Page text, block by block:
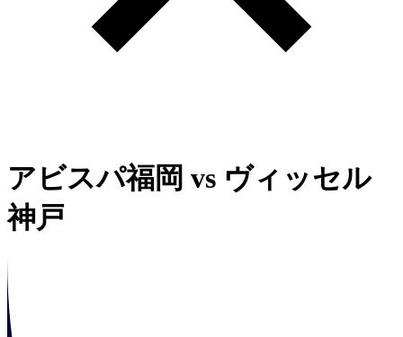
アビスパ福岡 vs ヴィッセル
神戸